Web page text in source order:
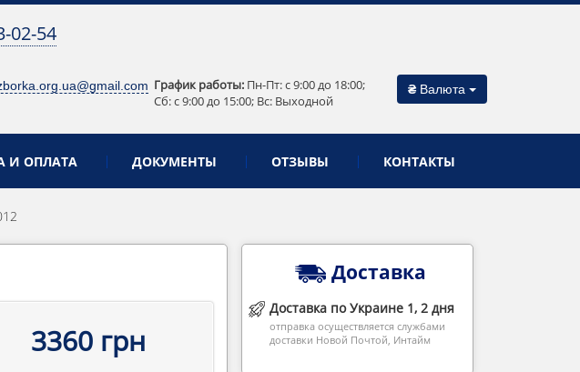
02-54
График работы: Пн-Пт: c 9:00 до 18:00;
Сб: c 9:00 до 15:00; Вс: Выходной
₴ Валюта
И ОПЛАТА ДОКУМЕНТЫ ОТЗЫВЫ КОНТАКТЫ
3360 грн
Доставка
Доставка по Украине 1, 2 дня
отправка осуществляется службами
доставки Новой Почтой, Интайм